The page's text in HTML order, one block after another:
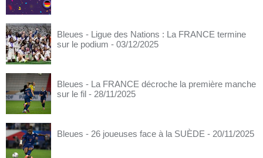
Bleues - Ligue des Nations : La FRANCE termine
sur le podium - 03/12/2025
Bleues - La FRANCE décroche la première manche
sur le fil - 28/11/2025
Bleues - 26 joueuses face à la SUÈDE - 20/11/2025